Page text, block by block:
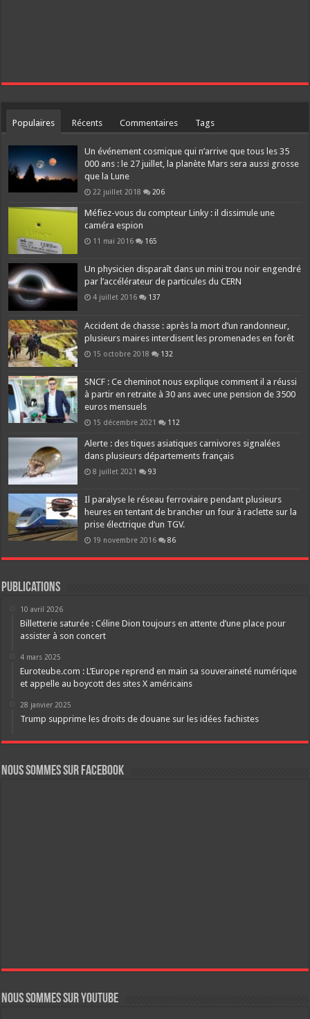
Populaires Récents Commentaires Tags
Un événement cosmique qui n’arrive que tous les 35
000 ans : le 27 juillet, la planète Mars sera aussi grosse
que la Lune
22 juillet 2018 206
Méfiez-vous du compteur Linky : il dissimule une
caméra espion
11 mai 2016 165
Un physicien disparaît dans un mini trou noir engendré
par l’accélérateur de particules du CERN
4 juillet 2016 137
Accident de chasse : après la mort d’un randonneur,
plusieurs maires interdisent les promenades en forêt
15 octobre 2018 132
SNCF : Ce cheminot nous explique comment il a réussi
à partir en retraite à 30 ans avec une pension de 3500
euros mensuels
15 décembre 2021 112
Alerte : des tiques asiatiques carnivores signalées
dans plusieurs départements français
8 juillet 2021 93
Il paralyse le réseau ferroviaire pendant plusieurs
heures en tentant de brancher un four à raclette sur la
prise électrique d’un TGV.
19 novembre 2016 86
Publications
10 avril 2026
Billetterie saturée : Céline Dion toujours en attente d’une place pour
assister à son concert
4 mars 2025
Euroteube.com : L’Europe reprend en main sa souveraineté numérique
et appelle au boycott des sites X américains
28 janvier 2025
Trump supprime les droits de douane sur les idées fachistes
Nous sommes sur FaceBook
Nous sommes sur YouTube